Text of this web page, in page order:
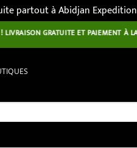
partout à Abidjan
GRATUITE ET PAIEMENT À